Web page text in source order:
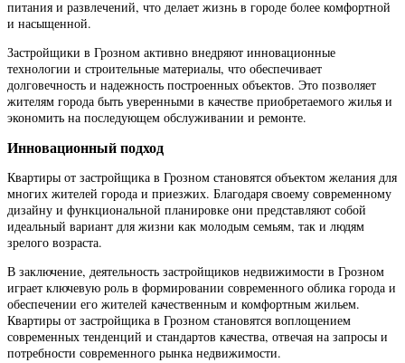
питания и развлечений, что делает жизнь в городе более комфортной
и насыщенной.
Застройщики в Грозном активно внедряют инновационные
технологии и строительные материалы, что обеспечивает
долговечность и надежность построенных объектов. Это позволяет
жителям города быть уверенными в качестве приобретаемого жилья и
экономить на последующем обслуживании и ремонте.
Инновационный подход
Квартиры от застройщика в Грозном становятся объектом желания для
многих жителей города и приезжих. Благодаря своему современному
дизайну и функциональной планировке они представляют собой
идеальный вариант для жизни как молодым семьям, так и людям
зрелого возраста.
В заключение, деятельность застройщиков недвижимости в Грозном
играет ключевую роль в формировании современного облика города и
обеспечении его жителей качественным и комфортным жильем.
Квартиры от застройщика в Грозном становятся воплощением
современных тенденций и стандартов качества, отвечая на запросы и
потребности современного рынка недвижимости.